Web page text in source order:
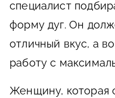
специалист
форму дуг. Он
отличный вкус, а
работу с
Женщину, которая